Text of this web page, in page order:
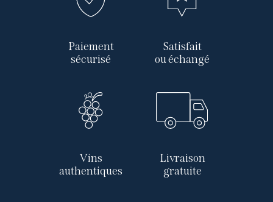
Paiement
sécurisé
Satisfait
ou échangé
Vins
authentiques
Livraison
gratuite